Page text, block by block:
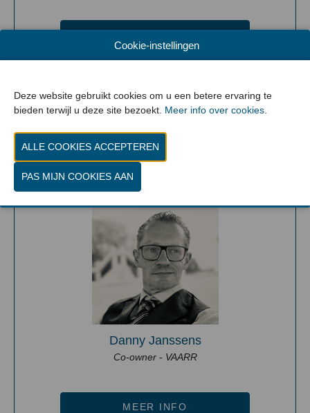
PROGRAMMA
Hybrid manufacturing
Danny Janssens
Co-owner - VAARR
MEER INFO
Cookie-instellingen
Deze website gebruikt cookies om u een betere ervaring te
bieden terwijl u deze site bezoekt. Meer info over cookies